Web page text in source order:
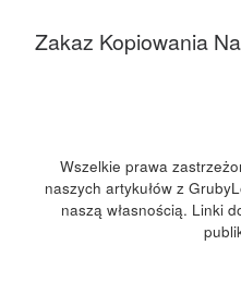
Zakaz Kopiowania
Wszelkie prawa
naszych artykułów z
naszą własnością. Linki